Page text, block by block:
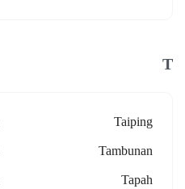
T
Taiping
Tambunan
Tapah